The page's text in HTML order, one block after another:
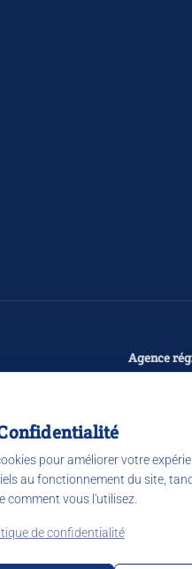
Agence
Ven
pour améliorer votre
au fonctionnement du site,
comment vous l'utilisez.
de confidentialité